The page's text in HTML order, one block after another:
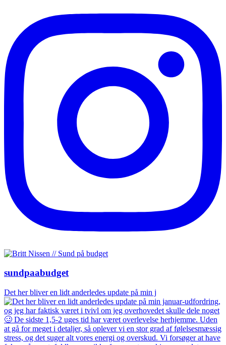
sundpaabudget
Det her bliver en lidt anderledes update på min j